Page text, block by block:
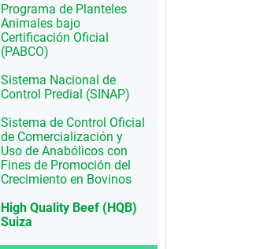
Programa de Planteles
Animales bajo
Certificación Oficial
(PABCO)
Sistema Nacional de
Control Predial (SINAP)
Sistema de Control Oficial
de Comercialización y
Uso de Anabólicos con
Fines de Promoción del
Crecimiento en Bovinos
High Quality Beef (HQB)
Suiza